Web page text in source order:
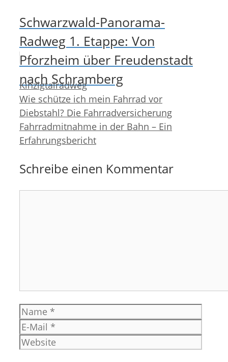
Schwarzwald-Panorama-
Radweg 1. Etappe: Von
Pforzheim über Freudenstadt
nach Schramberg
Kategorien
Kinzigtalradweg
Wie schütze ich mein Fahrrad vor
Diebstahl? Die Fahrradversicherung
Fahrradmitnahme in der Bahn – Ein
Erfahrungsbericht
Schreibe einen Kommentar
Name
Mail